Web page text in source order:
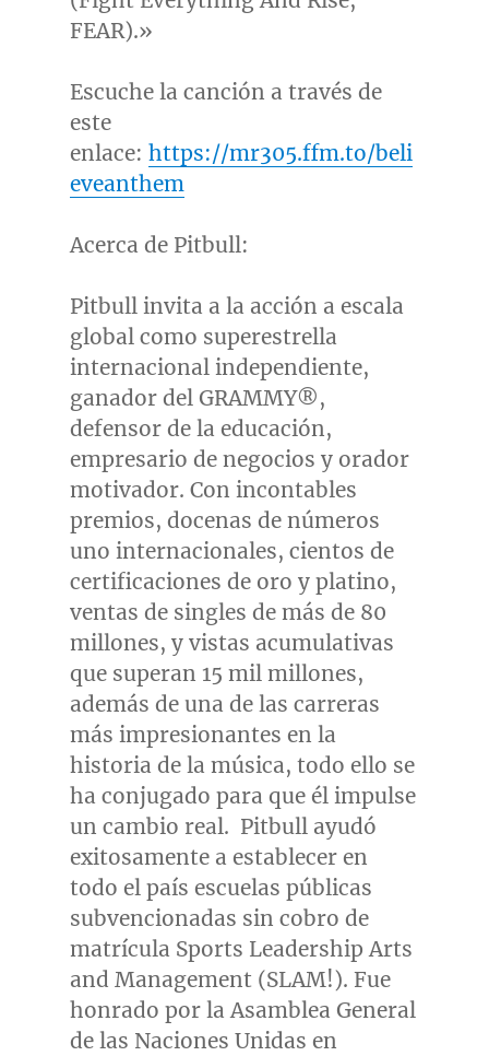
FEAR).»
Escuche la canción a través de
este
enlace: https://mr305.ffm.to/beli
eveanthem
Acerca de Pitbull:
Pitbull invita a la acción a escala
global como superestrella
internacional independiente,
ganador del GRAMMY®,
defensor de la educación,
empresario de negocios y orador
motivador. Con incontables
premios, docenas de números
uno internacionales, cientos de
certificaciones de oro y platino,
ventas de singles de más de 80
millones, y vistas acumulativas
que superan 15 mil millones,
además de una de las carreras
más impresionantes en la
historia de la música, todo ello se
ha conjugado para que él impulse
un cambio real. Pitbull ayudó
exitosamente a establecer en
todo el país escuelas públicas
subvencionadas sin cobro de
matrícula Sports Leadership Arts
and Management (SLAM!). Fue
honrado por laAsamblea General
delas Naciones Unidas en